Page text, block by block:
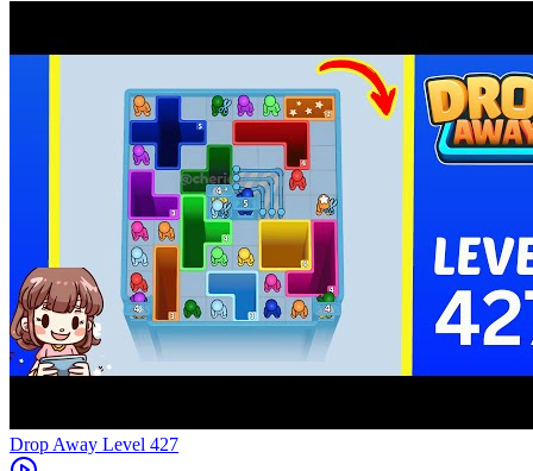
Level 427